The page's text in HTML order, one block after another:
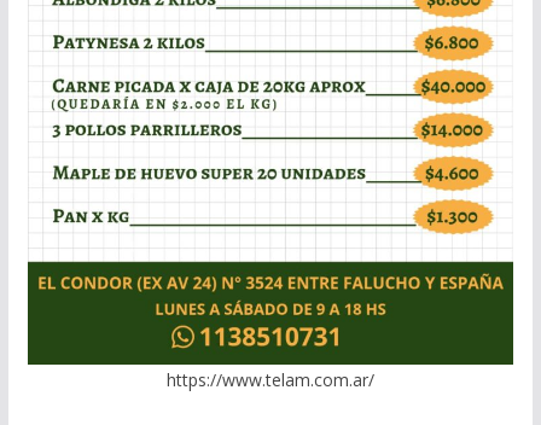
https://www.telam.com.ar/